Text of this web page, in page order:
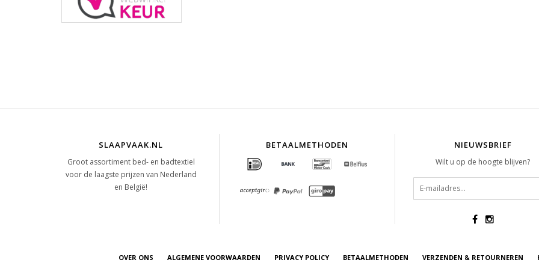
SLAAPVAAK.NL
Groot assortiment bed- en badtextiel
voor de laagste prijzen van Nederland
en België!
BETAALMETHODEN NIEUWSBRIEF
Wilt u op de hoogte blijven?
OVER ONS ALGEMENE VOORWAARDEN PRIVACY POLICY BETAALMETHODEN VERZENDEN & RETOURNEREN